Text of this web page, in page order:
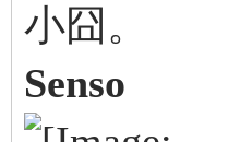
小囧。
Senso